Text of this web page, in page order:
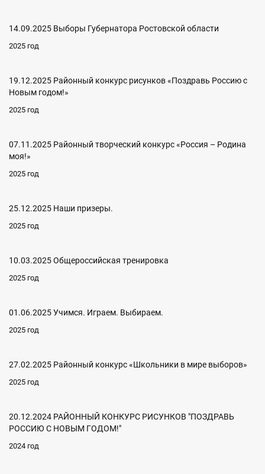
14.09.2025 Выборы Губернатора Ростовской области
2025 год
19.12.2025 Районный конкурс рисунков «Поздравь Россию с
Новым годом!»
2025 год
07.11.2025 Районный творческий конкурс «Россия – Родина
моя!»
2025 год
25.12.2025 Наши призеры.
2025 год
10.03.2025 Общероссийская тренировка
2025 год
01.06.2025 Учимся. Играем. Выбираем.
2025 год
27.02.2025 Районный конкурс «Школьники в мире выборов»
2025 год
20.12.2024 РАЙОННЫЙ КОНКУРС РИСУНКОВ "ПОЗДРАВЬ
РОССИЮ С НОВЫМ ГОДОМ!"
2024 год